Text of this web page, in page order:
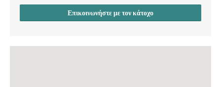
Επικοινωνήστε με τον κάτοχο